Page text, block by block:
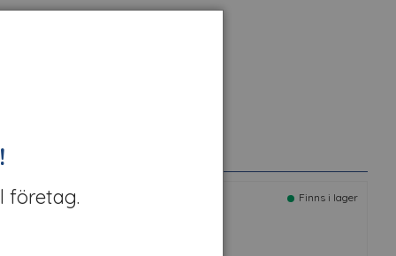
Blue Max | Mellanhård Finns i lager
företag.